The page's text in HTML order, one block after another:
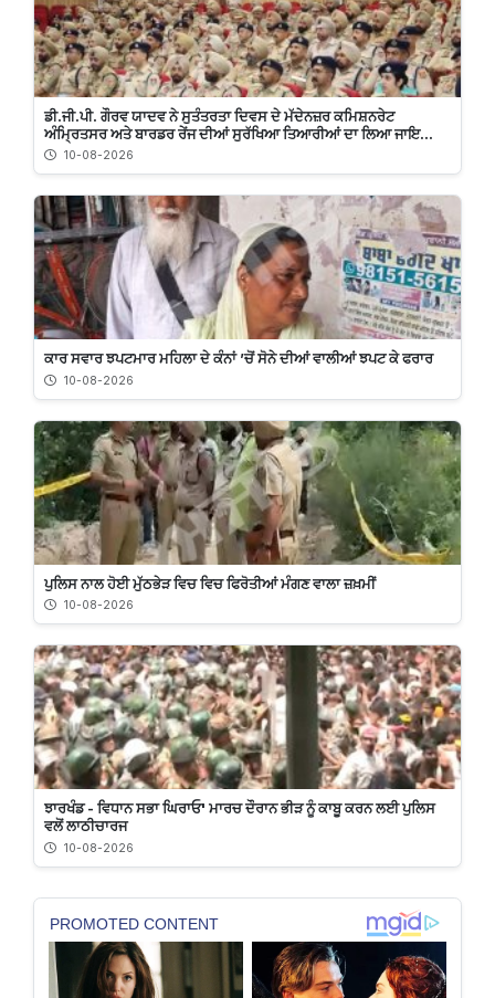
ਡੀ.ਜੀ.ਪੀ. ਗੌਰਵ ਯਾਦਵ ਨੇ ਸੁਤੰਤਰਤਾ ਦਿਵਸ ਦੇ ਮੱਦੇਨਜ਼ਰ ਕਮਿਸ਼ਨਰੇਟ
ਅੰਮ੍ਰਿਤਸਰ ਅਤੇ ਬਾਰਡਰ ਰੇਂਜ ਦੀਆਂ ਸੁਰੱਖਿਆ ਤਿਆਰੀਆਂ ਦਾ ਲਿਆ ਜਾਇ...
10-08-2026
ਕਾਰ ਸਵਾਰ ਝਪਟਮਾਰ ਮਹਿਲਾ ਦੇ ਕੰਨਾਂ ’ਚੋਂ ਸੋਨੇ ਦੀਆਂ ਵਾਲੀਆਂ ਝਪਟ ਕੇ ਫਰਾਰ
10-08-2026
ਪੁਲਿਸ ਨਾਲ ਹੋਈ ਮੁੱਠਭੇੜ ਵਿਚ ਵਿਚ ਫਿਰੋਤੀਆਂ ਮੰਗਣ ਵਾਲਾ ਜ਼ਖ਼ਮੀਂ
10-08-2026
ਝਾਰਖੰਡ - ਵਿਧਾਨ ਸਭਾ ਘਿਰਾਓ' ਮਾਰਚ ਦੌਰਾਨ ਭੀੜ ਨੂੰ ਕਾਬੂ ਕਰਨ ਲਈ ਪੁਲਿਸ
ਵਲੋਂ ਲਾਠੀਚਾਰਜ
10-08-2026